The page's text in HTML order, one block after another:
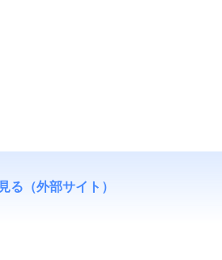
る（外部サイト）